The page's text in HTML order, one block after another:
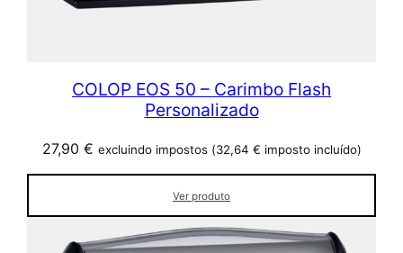
COLOP EOS 50 – Carimbo Flash
Personalizado
27,90 € excluindo impostos (32,64 € imposto incluído)
Ver produto